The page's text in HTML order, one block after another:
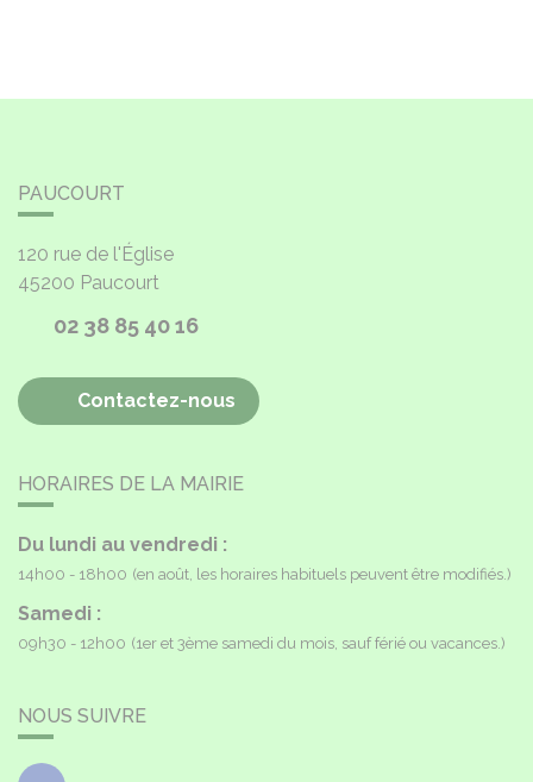
PAUCOURT
120 rue de l'Église
45200 Paucourt
02 38 85 40 16
Contactez-nous
HORAIRES DE LA MAIRIE
Du lundi au vendredi :
14h00 - 18h00 (en août, les horaires habituels peuvent être modifiés.)
Samedi :
09h30 - 12h00 (1er et 3ème samedi du mois, sauf férié ou vacances.)
NOUS SUIVRE